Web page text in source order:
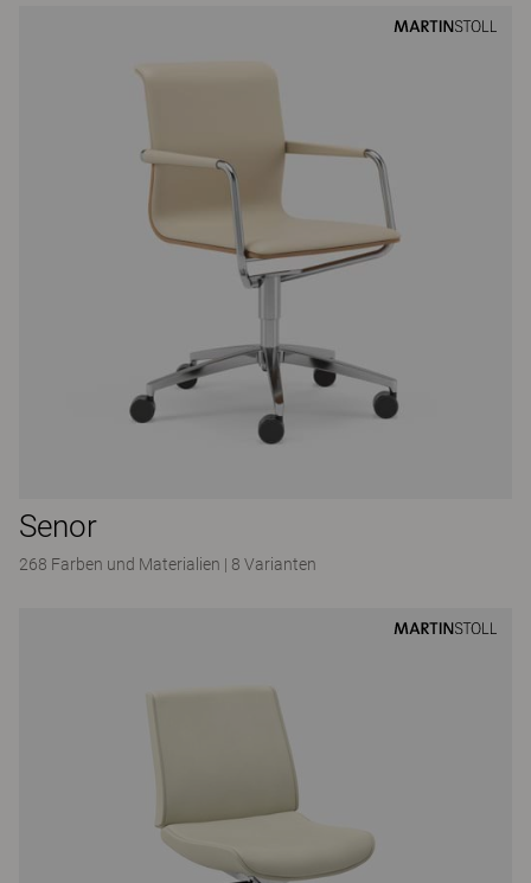
Senor
268 Farben und Materialien | 8 Varianten